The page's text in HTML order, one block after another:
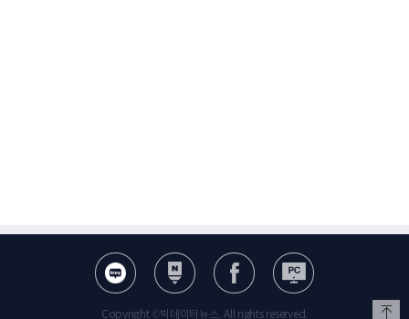
Copyright ©빅데이터뉴스. All rights reserved.